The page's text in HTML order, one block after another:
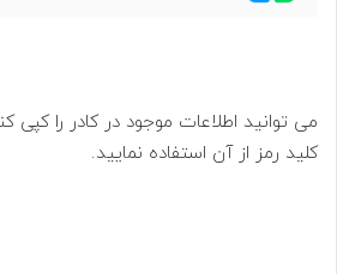
می توانید اطلاعات موجود در کادر را کپی
کلید رمز از آن استفاده نمایید.